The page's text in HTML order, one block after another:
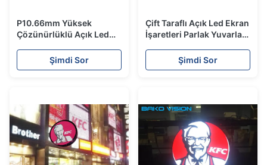
P10.66mm Yüksek
Çözünürlüklü Açık Led
Reklam Panosu
Şimdi Sor
Çift Taraflı Açık Led Ekran
İşaretleri Parlak Yuvarlak
Şimdi Sor